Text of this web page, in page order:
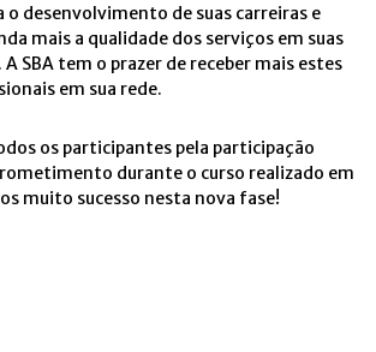
desenvolvimento de suas carreiras e
mais a qualidade dos serviços em suas
SBA tem o prazer de receber mais estes
em sua rede.
os participantes pela participação
durante o curso realizado em
muito sucesso nesta nova fase!